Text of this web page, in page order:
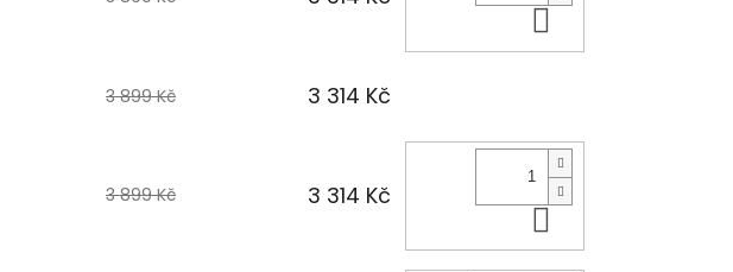
3 899 Kč 3 314 Kč
3 899 Kč 3 314 Kč
Do košíku